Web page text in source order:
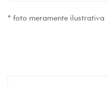
* foto meramente ilustrativa